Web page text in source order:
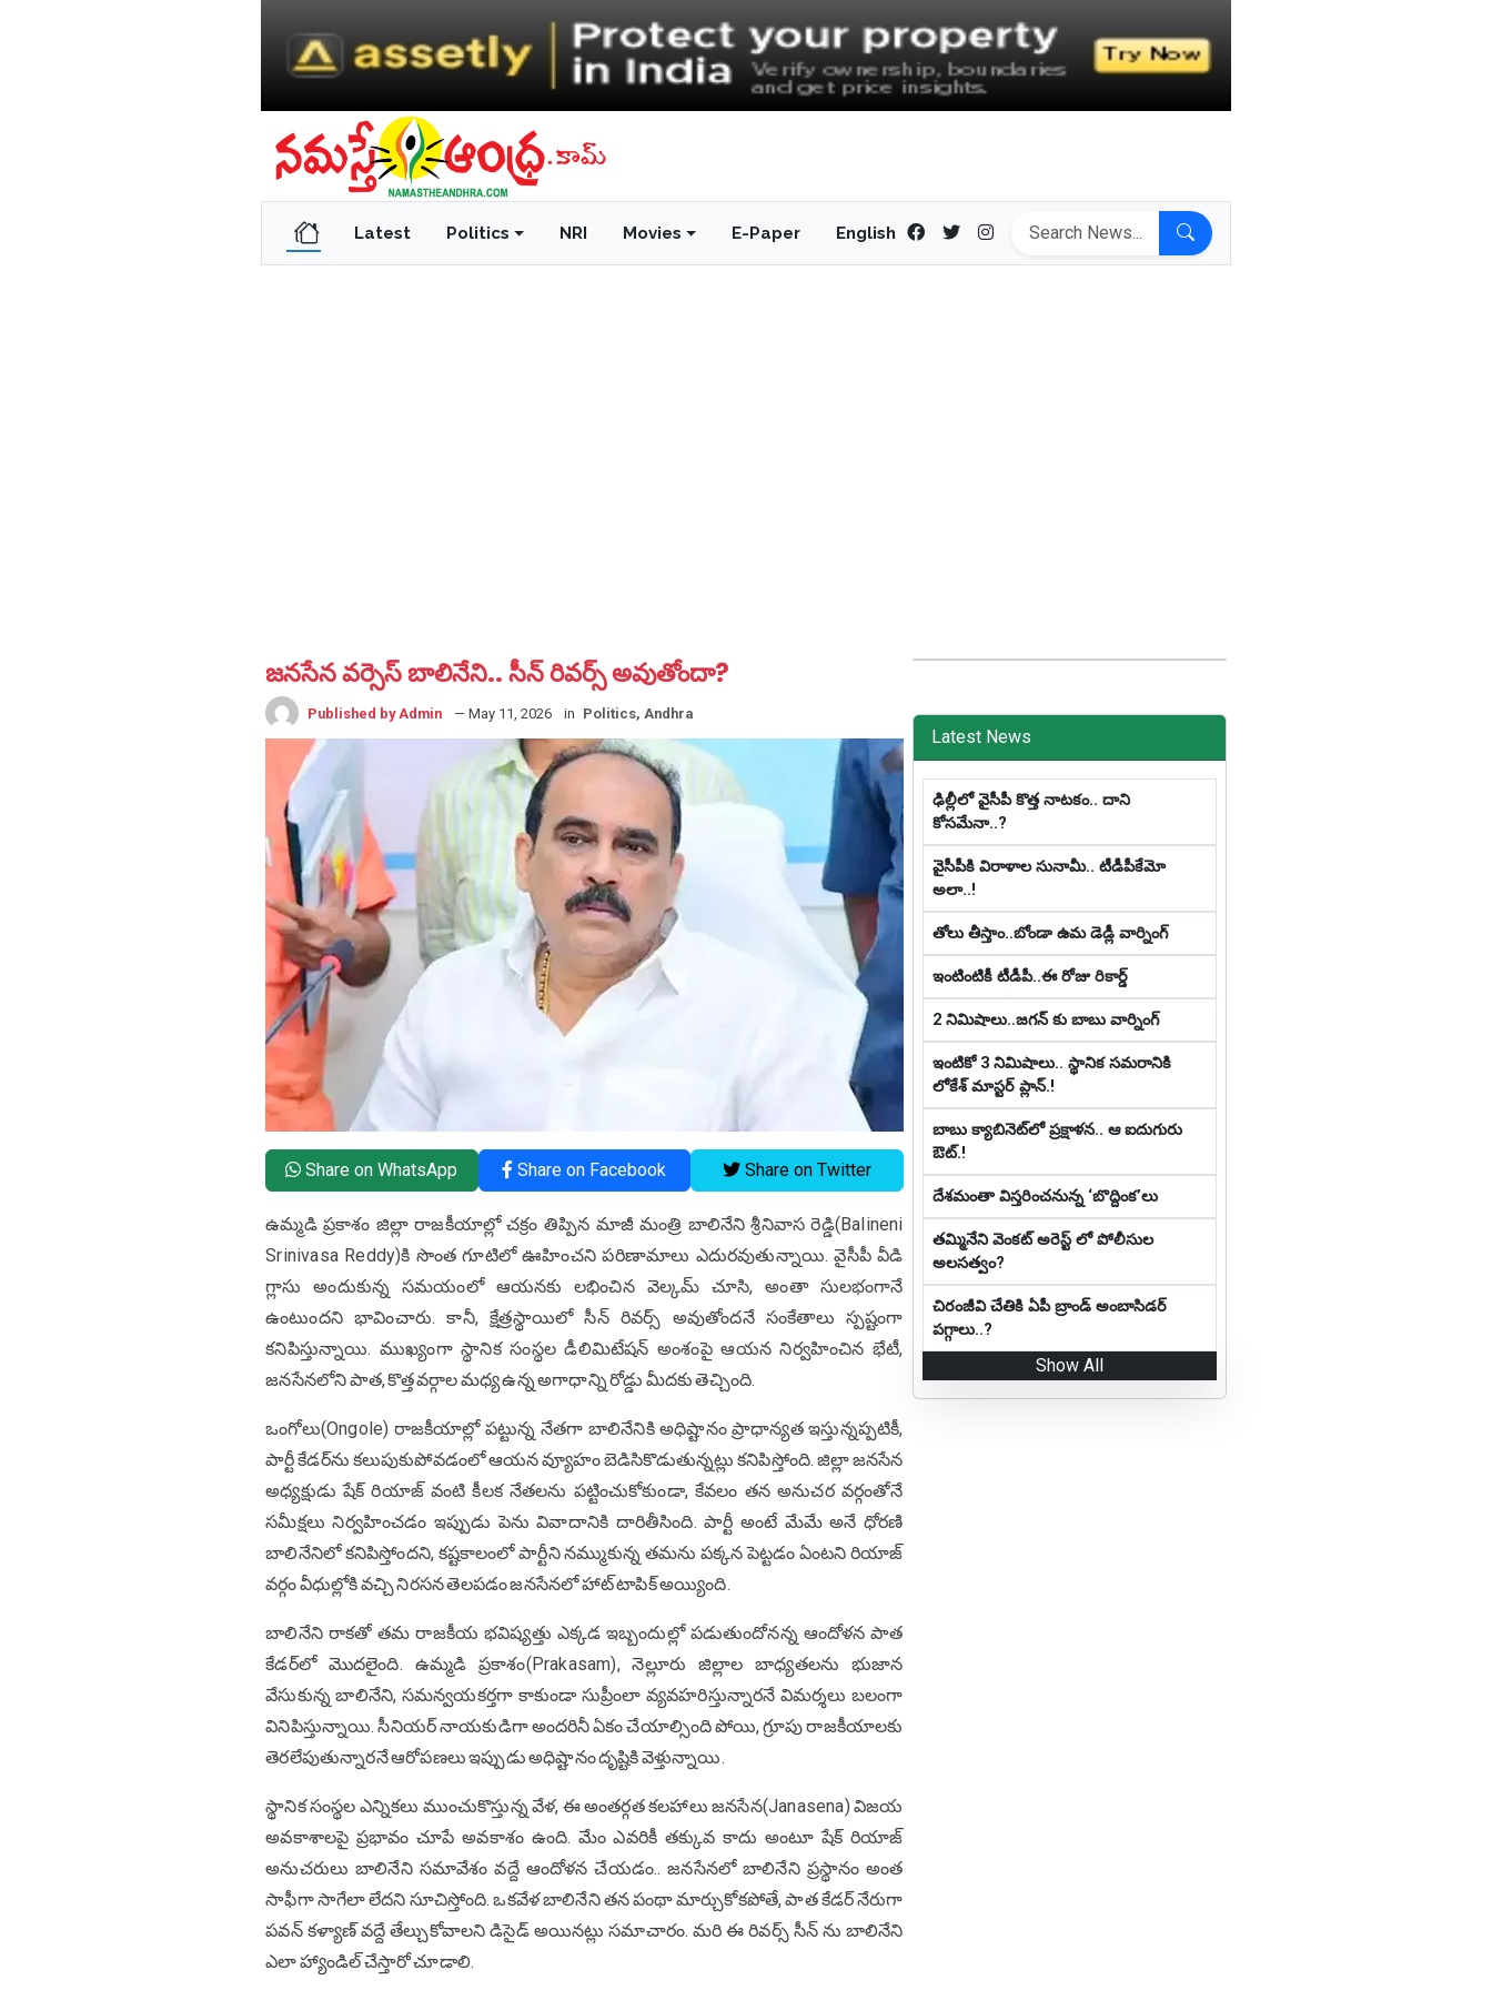
Latest Politics NRI Movies E-Paper English
జనసేన వర్సెస్ బాలినేని.. సీన్ రివర్స్ అవుతోందా?
Published by Admin — May 11, 2026 in Politics, Andhra
Share on WhatsApp Share on Facebook Share on Twitter
ఉమ్మడి ప్రకాశం జిల్లా రాజకీయాల్లో చక్రం తిప్పిన మాజీ మంత్రి బాలినేని శ్రీనివాస రెడ్డి(Balineni
Srinivasa Reddy)కి సొంత గూటిలో ఊహించని పరిణామాలు ఎదురవుతున్నాయి. వైసీపీ వీడి
గ్లాసు అందుకున్న సమయంలో ఆయనకు లభించిన వెల్కమ్ చూసి, అంతా సులభంగానే
ఉంటుందని భావించారు. కానీ, క్షేత్రస్థాయిలో సీన్ రివర్స్ అవుతోందనే సంకేతాలు స్పష్టంగా
కనిపిస్తున్నాయి. ముఖ్యంగా స్థానిక సంస్థల డీలిమిటేషన్ అంశంపై ఆయన నిర్వహించిన భేటీ,
జనసేనలోని పాత, కొత్త వర్గాల మధ్య ఉన్న అగాధాన్ని రోడ్డు మీదకు తెచ్చింది.
ఒంగోలు(Ongole) రాజకీయాల్లో పట్టున్న నేతగా బాలినేనికి అధిష్టానం ప్రాధాన్యత ఇస్తున్నప్పటికీ,
పార్టీ కేడర్‌ను కలుపుకుపోవడంలో ఆయన వ్యూహం బెడిసికొడుతున్నట్లు కనిపిస్తోంది. జిల్లా జనసేన
అధ్యక్షుడు షేక్ రియాజ్ వంటి కీలక నేతలను పట్టించుకోకుండా, కేవలం తన అనుచర వర్గంతోనే
సమీక్షలు నిర్వహించడం ఇప్పుడు పెను వివాదానికి దారితీసింది. పార్టీ అంటే మేమే అనే ధోరణి
బాలినేనిలో కనిపిస్తోందని, కష్టకాలంలో పార్టీని నమ్ముకున్న తమను పక్కన పెట్టడం ఏంటని రియాజ్
వర్గం వీధుల్లోకి వచ్చి నిరసన తెలపడం జనసేనలో హాట్ టాపిక్ అయ్యింది.
బాలినేని రాకతో తమ రాజకీయ భవిష్యత్తు ఎక్కడ ఇబ్బందుల్లో పడుతుందోనన్న ఆందోళన పాత
కేడర్‌లో మొదలైంది. ఉమ్మడి ప్రకాశం(Prakasam), నెల్లూరు జిల్లాల బాధ్యతలను భుజాన
వేసుకున్న బాలినేని, సమన్వయకర్తగా కాకుండా సుప్రీంలా వ్యవహరిస్తున్నారనే విమర్శలు బలంగా
వినిపిస్తున్నాయి. సీనియర్ నాయకుడిగా అందరినీ ఏకం చేయాల్సింది పోయి, గ్రూపు రాజకీయాలకు
తెరలేపుతున్నారనే ఆరోపణలు ఇప్పుడు అధిష్టానం దృష్టికి వెళ్తున్నాయి.
స్థానిక సంస్థల ఎన్నికలు ముంచుకొస్తున్న వేళ, ఈ అంతర్గత కలహాలు జనసేన(Janasena) విజయ
అవకాశాలపై ప్రభావం చూపే అవకాశం ఉంది. మేం ఎవరికీ తక్కువ కాదు అంటూ షేక్ రియాజ్
అనుచరులు బాలినేని సమావేశం వద్దే ఆందోళన చేయడం.. జనసేనలో బాలినేని ప్రస్థానం అంత
సాఫీగా సాగేలా లేదని సూచిస్తోంది. ఒకవేళ బాలినేని తన పంథా మార్చుకోకపోతే, పాత కేడర్ నేరుగా
పవన్ కళ్యాణ్ వద్దే తేల్చుకోవాలని డిసైడ్ అయినట్లు సమాచారం. మరి ఈ రివర్స్ సీన్ ను బాలినేని
ఎలా హ్యాండిల్ చేస్తారో చూడాలి.
Latest News
ఢిల్లీలో వైసీపీ కొత్త నాట‌కం.. దాని
కోస‌మేనా..?
వైసీపీకి విరాళాల సునామీ.. టీడీపీకేమో
అలా..!
తోలు తీస్తాం..బోండా ఉమ డెడ్లీ వార్నింగ్
ఇంటింటికీ టీడీపీ..ఈ రోజు రికార్డ్
2 నిమిషాలు..జగన్ కు బాబు వార్నింగ్
ఇంటికో 3 నిమిషాలు.. స్థానిక స‌మ‌రానికి
లోకేశ్ మాస్ట‌ర్ ప్లాన్‌.!
బాబు క్యాబినెట్‌లో ప్ర‌క్షాళ‌న‌.. ఆ ఐదుగురు
ఔట్‌.!
దేశమంతా విస్తరించనున్న ‘బొద్దింక’లు
తమ్మినేని వెంకట్ అరెస్ట్ లో పోలీసుల
అలసత్వం?
చిరంజీవి చేతికి ఏపీ బ్రాండ్ అంబాసిడర్
పగ్గాలు..?
Show All